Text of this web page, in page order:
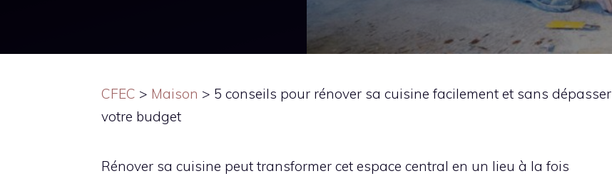
CFEC > Maison > 5 conseils pour rénover sa cuisine facilement et sans dépasser
votre budget
Rénover sa cuisine peut transformer cet espace central en un lieu à la fois